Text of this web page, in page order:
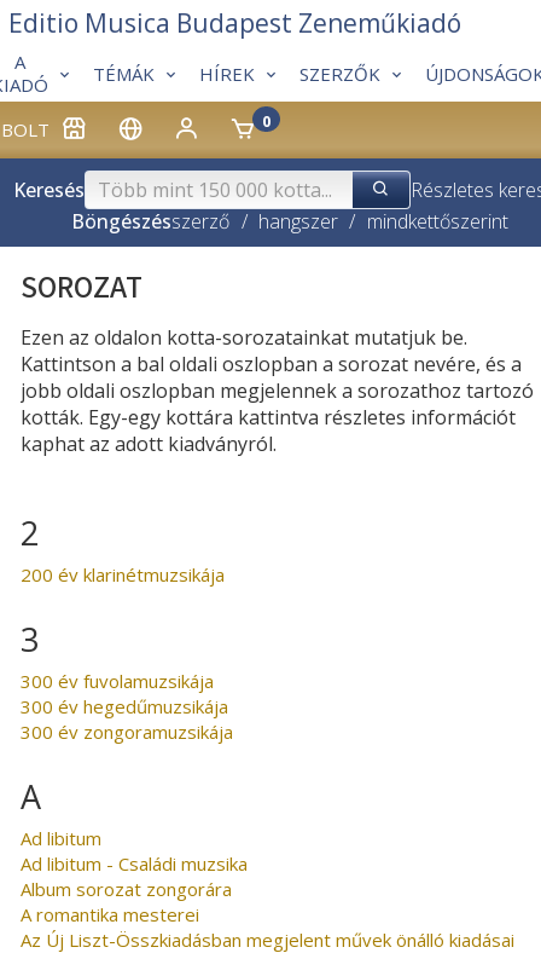
BOLT 0
A
TÉMÁK HÍREK SZERZŐK
Editio Musica Budapest Zeneműkiadó
Keresés
Részletes
Böngészésszerző / hangszer / mindkettőszerint
SOROZAT
Ezen az oldalon kotta-sorozatainkat mutatjuk be.
Kattintson a bal oldali oszlopban a sorozat nevére, és a
jobb oldali oszlopban megjelennek a sorozathoz tartozó
kották. Egy-egy kottára kattintva részletes információt
kaphat az adott kiadványról.
2
200 év klarinétmuzsikája
3
300 év fuvolamuzsikája
300 év hegedűmuzsikája
300 év zongoramuzsikája
A
Ad libitum
Ad libitum - Családi muzsika
Album sorozat zongorára
A romantika mesterei
Az Új Liszt-Összkiadásban megjelent művek önálló kiadásai